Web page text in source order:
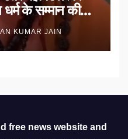
के सम्मान की
KUMAR JAIN
free news website and